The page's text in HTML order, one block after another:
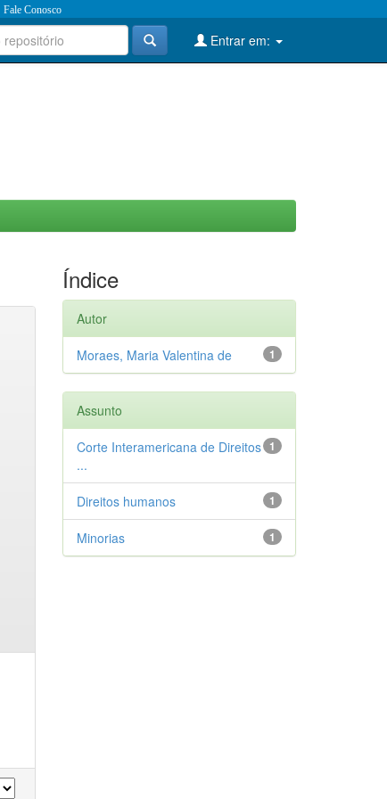
Fale Conosco
Entrar em:
Índice
Autor
1
Moraes, Maria Valentina de
Assunto
1
Corte Interamericana de Direitos
...
1
Direitos humanos
1
Minorias